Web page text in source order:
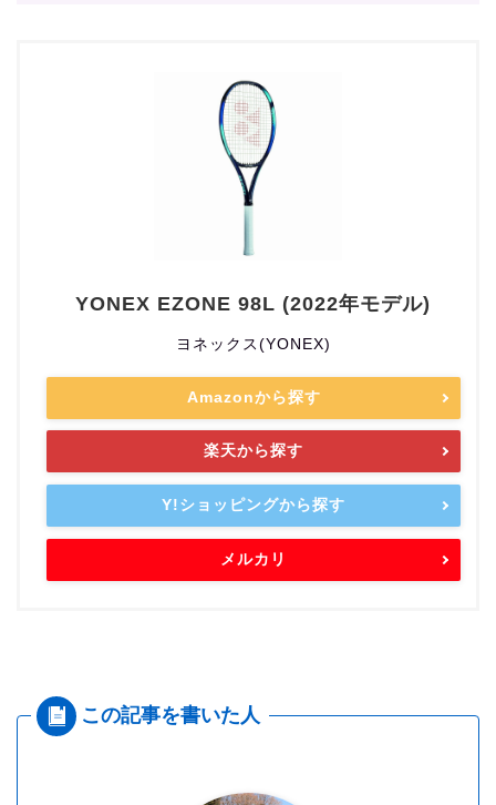
YONEX EZONE 98L (2022年モデル)
ヨネックス(YONEX)
Amazonから探す
楽天から探す
Y!ショッピングから探す
メルカリ